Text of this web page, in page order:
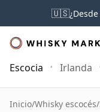
🇺🇸
Escocia Irlanda
Inicio/Whisky escocés/